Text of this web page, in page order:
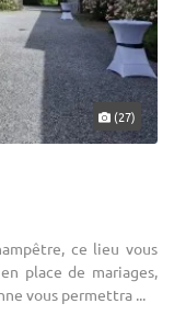
(27)
ce lieu vous
place de mariages,
vous permettra ...